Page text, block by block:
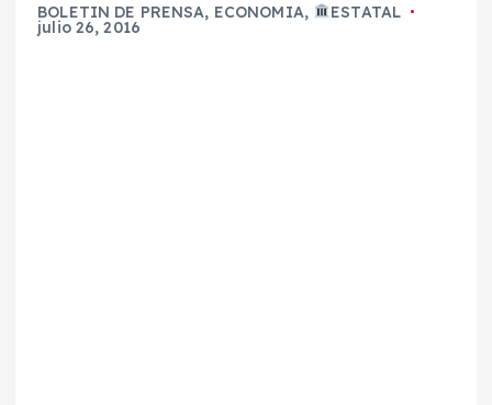
BOLETIN DE PRENSA, ECONOMIA, ESTATAL
julio 26, 2016